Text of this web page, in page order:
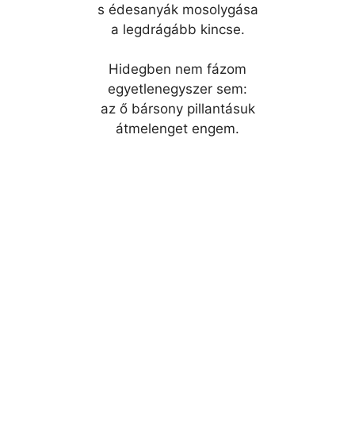
s édesanyák mosolygása
a legdrágább kincse.
Hidegben nem fázom
egyetlenegyszer sem:
az ő bársony pillantásuk
átmelenget engem.